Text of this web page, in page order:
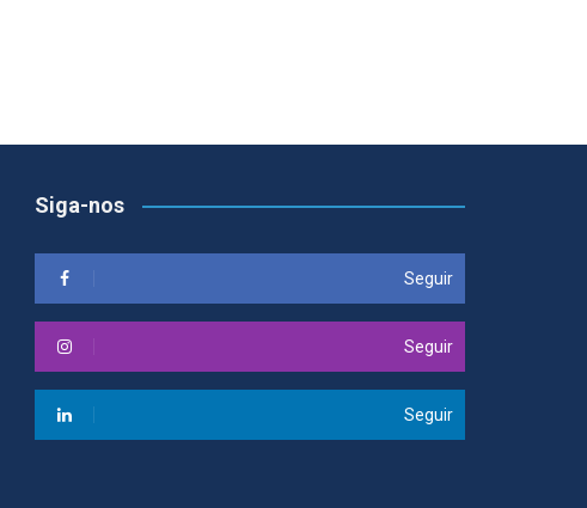
Siga-nos
Seguir
Seguir
Seguir